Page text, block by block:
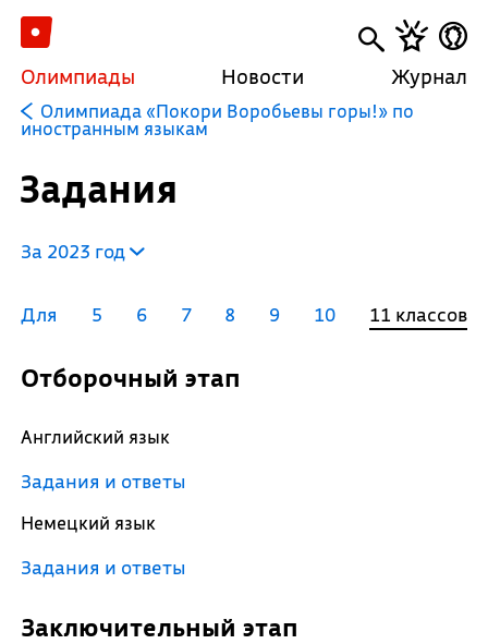
Олимпиады Новости Журнал
Олимпиада «Покори Воробьевы горы!» по
иностранным языкам
Задания
За 2023 год
Для 5 6 7 8 9 10 11 классов
Отборочный этап
Английский язык
Задания и ответы
Немецкий язык
Задания и ответы
Заключительный этап